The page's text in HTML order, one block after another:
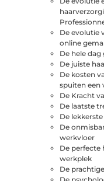
De evolutie
online
De hele dag
De juiste
De kosten
spuiten een
De Kracht
De laatste
De
De
werkvloer
De perfecte
werkplek
De